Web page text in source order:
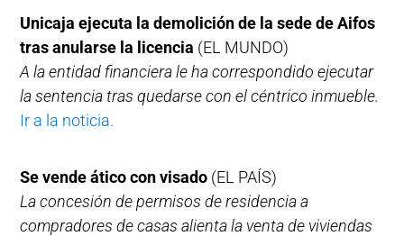
Unicaja ejecuta la demolición de la sede de Aifos
tras anularse la licencia (EL MUNDO)
A la entidad financiera le ha correspondido ejecutar
la sentencia tras quedarse con el céntrico inmueble.
Ir a la noticia.
Se vende ático con visado (EL PAÍS)
La concesión de permisos de residencia a
compradores de casas alienta la venta de viviendas